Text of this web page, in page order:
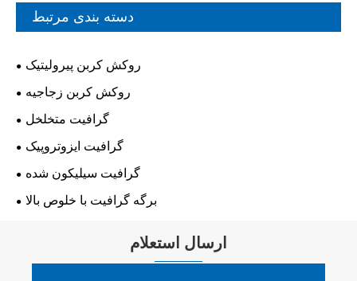
دسته بندی مرتبط
روکش کربن پیرولیتیک
روکش کربن زجاجیه
گرافیت متخلخل
گرافیت ایزوتروپیک
گرافیت سیلیکون شده
برگه گرافیت با خلوص بالا
ارسال استعلام